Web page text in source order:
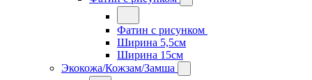
Фатин с рисунком
Ширина 5,5см
Ширина 15см
Экокожа/Кожзам/Замша